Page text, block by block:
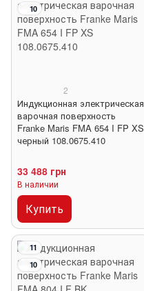
10
2
Индукционная электрическая
варочная поверхность
Franke Maris FMA 654 I FP XS
черный 108.0675.410
33 488 грн
В наличии
Купить
11
10